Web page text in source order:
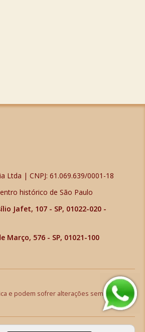
Ltda | CNPJ: 61.069.639/0001-18
histórico de São Paulo
Jafet, 107 - SP, 01022-020 -
Março, 576 - SP, 01021-100
e podem sofrer alterações sem aviso